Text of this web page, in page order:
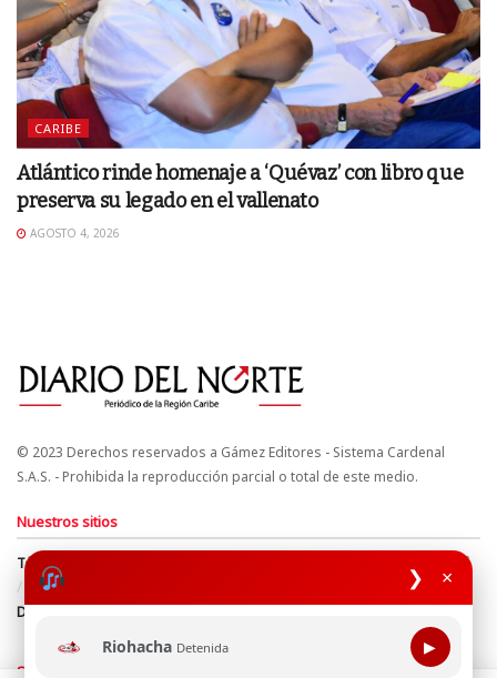
❯ ×
Riohacha Detenida ▶
CARIBE
Atlántico rinde homenaje a ‘Quévaz’ con libro que
preserva su legado en el vallenato
AGOSTO 4, 2026
© 2023 Derechos reservados a Gámez Editores - Sistema Cardenal
S.A.S. - Prohibida la reproducción parcial o total de este medio.
Nuestros sitios
Términos y Condiciones
Derechos de Autor y Propiedad Intelectual
Política de uso de cookies
Política de Tratamiento de Datos
Directrices Editoriales
Síguenos